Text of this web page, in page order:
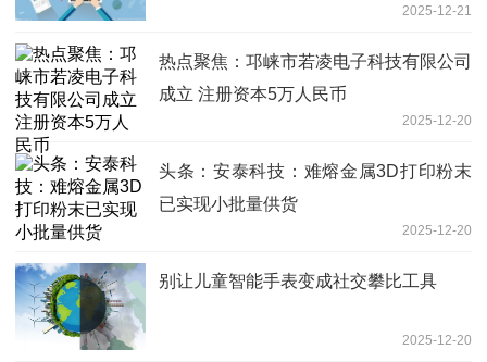
2025-12-21
热点聚焦：邛崃市若凌电子科技有限公司
成立 注册资本5万人民币
2025-12-20
头条：安泰科技：难熔金属3D打印粉末
已实现小批量供货
2025-12-20
别让儿童智能手表变成社交攀比工具
2025-12-20